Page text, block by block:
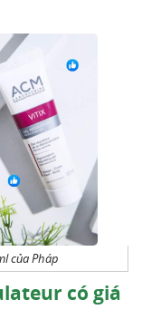
của Pháp
có giá